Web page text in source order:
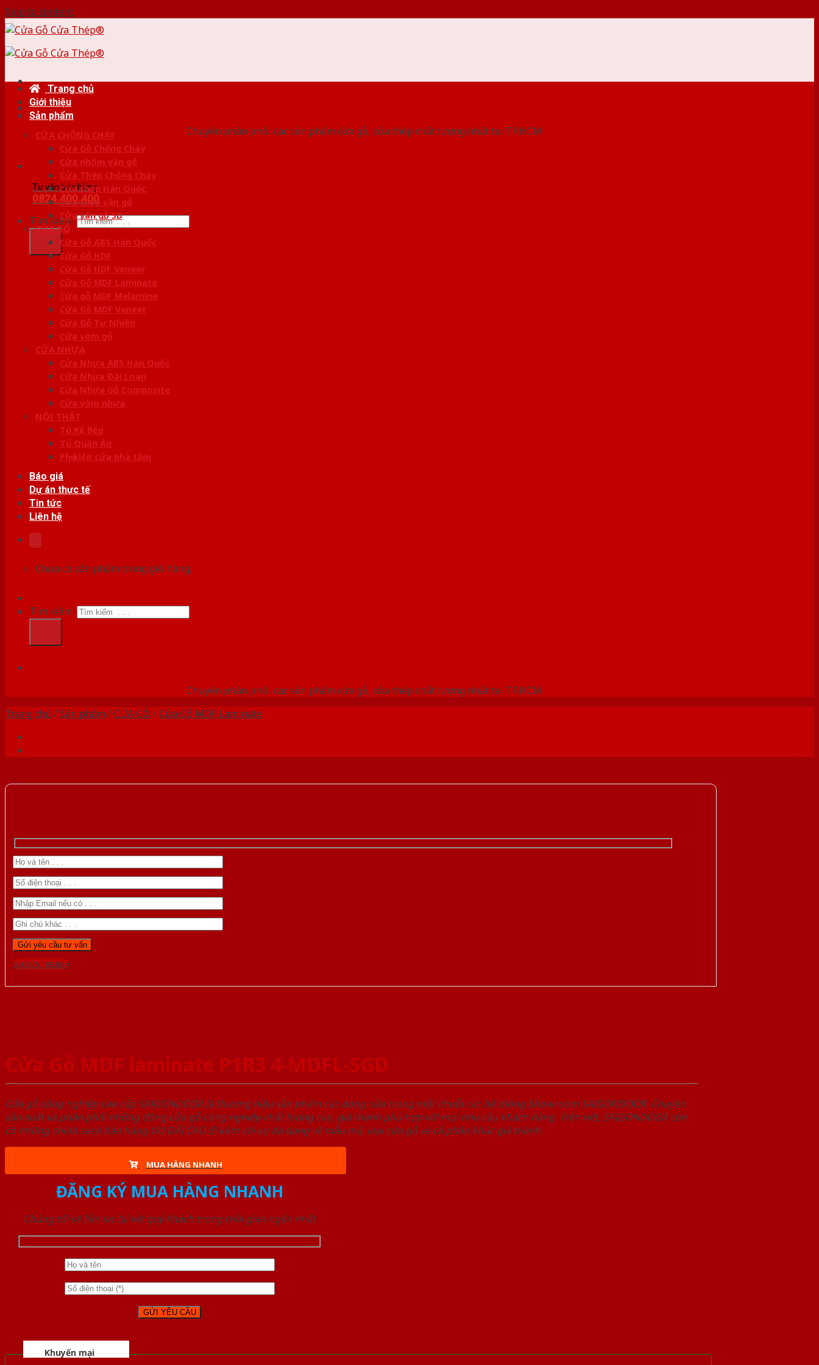
Skip to content
Chuyên phân phối các sản phẩm cửa gỗ, cửa thép chất lượng nhất tại TP.HCM
Tư vấn bán hàng
0824.400.400
Tìm kiếm:
Trang chủ
Giới thiệu
Sản phẩm
CỬA CHỐNG CHÁY
Cửa Gỗ Chống Cháy
Cửa nhôm vân gỗ
Cửa Thép Chống Cháy
Cửa thép Hàn Quốc
Cửa thép vân gỗ
Cửa vân gỗ 5D
CỬA GỖ
Cửa Gỗ ABS Hàn Quốc
Cửa Gỗ HDF
Cửa Gỗ HDF Veneer
Cửa Gỗ MDF Laminate
Cửa gỗ MDF Melamine
Cửa Gỗ MDF Veneer
Cửa Gỗ Tự Nhiên
Cửa vòm gỗ
CỬA NHỰA
Cửa Nhựa ABS Hàn Quốc
Cửa Nhựa Đài Loan
Cửa Nhựa Gỗ Composite
Cửa vòm nhựa
NỘI THẤT
Tủ Kệ Bếp
Tủ Quần Áo
Phụ kiện cửa nhà tắm
Báo giá
Dự án thực tế
Tin tức
Liên hệ
Chưa có sản phẩm trong giỏ hàng.
Tìm kiếm:
Chuyên phân phối các sản phẩm cửa gỗ, cửa thép chất lượng nhất tại TP.HCM
Trang chủ /Sản phẩm /CỬA GỖ /Cửa Gỗ MDF Laminate
Gọi 0976.169.864
Cửa Gỗ MDF laminate P1R3 4-MDFL-SGD
Cửa gỗ công nghiệp cao cấp SAIGONDOOR là thương hiệu sản phẩm các dòng cửa trong một chuỗi các hệ thống Showroom SAIGONDOOR. Chuyên
sản xuất và phân phối những dòng cửa gỗ công nghiệp chất lượng cao, giá thành phù hợp với mọi nhu cầu khách hàng. Trên hết, SAIGONDOOR còn
có những chính sách bán hàng ƯU ĐÃI CAO đi kèm với sự đa dạng về mẫu mã, loại cửa gỗ và cả phân khúc giá thành.
MUA HÀNG NHANH
ĐĂNG KÝ MUA HÀNG NHANH
Chúng tôi sẽ liên lạc lại với quý khách trong thời gian ngắn nhất
Khuyến mại